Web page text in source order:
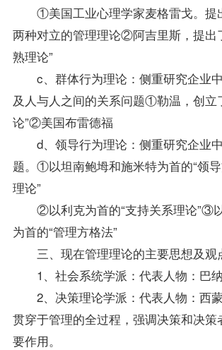
①美国工业心理学家麦格雷戈。提
两种对立的管理理论②阿吉里斯，提
熟理论”
c、群体行为理论：侧重研究企业
及人与人之间的关系问题①勒温，创立
论”②美国布雷德福
d、领导行为理论：侧重研究企业
题。①以坦南鲍坶和施米特为首的“领
理论”
②以利克为首的“支持关系理论”③
为首的“管理方格法”
三、现在管理理论的主要思想及观
1、社会系统学派：代表人物：巴
2、决策理论学派：代表人物：西
贯穿于管理的全过程，强调决策和决策
要作用。